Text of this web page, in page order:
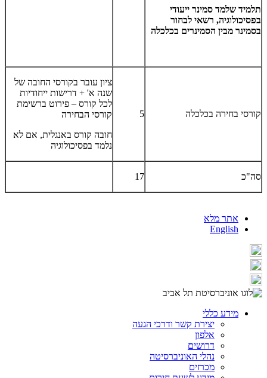
תלמיד שלמד סמינר ייעודי
בפסיכולוגיה, רשאי לבחור
בסמינר מבין הסמינרים בכלכלה
קורסי בחירה בכלכלה 5
ציון עובר בקורסי החובה של
שנה א' + דרישות ייחודיות
לכל קורס – פירוט ברשימת
קורסי הבחירה
חובה קורס באנגלית, אם לא
נלמד בפסיכולוגיה
סה"כ 17
אתר מלא
English
מידע כללי
יצירת קשר ודרכי הגעה
אלפון
דרושים
נהלי האוניברסיטה
מכרזים